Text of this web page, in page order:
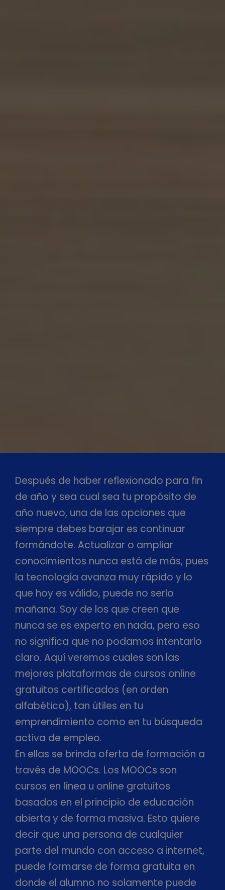
Después de haber reflexionado para fin
de año y sea cual sea tu propósito de
año nuevo, una de las opciones que
siempre debes barajar es continuar
formándote. Actualizar o ampliar
conocimientos nunca está de más, pues
la tecnología avanza muy rápido y lo
que hoy es válido, puede no serlo
mañana. Soy de los que creen que
nunca se es experto en nada, pero eso
no significa que no podamos intentarlo
claro. Aquí veremos cuales son las
mejores plataformas de cursos online
gratuitos certificados (en orden
alfabético), tan útiles en tu
emprendimiento como en tu búsqueda
activa de empleo.
En ellas se brinda oferta de formación a
través de MOOCs. Los MOOCs son
cursos en línea u online gratuitos
basados en el principio de educación
abierta y de forma masiva. Esto quiere
decir que una persona de cualquier
parte del mundo con acceso a internet,
puede formarse de forma gratuita en
donde el alumno no solamente puede